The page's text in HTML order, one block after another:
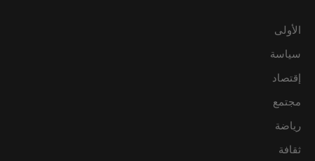
الأولى
سياسة
إقتصاد
مجتمع
رياضة
ثقافة